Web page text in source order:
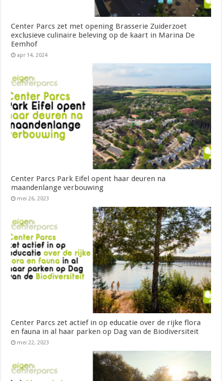
Center Parcs zet met opening Brasserie Zuiderzoet
exclusieve culinaire beleving op de kaart in Marina De
Eemhof
apr 14, 2024
Center Parcs Park Eifel opent haar deuren na
maandenlange verbouwing
mei 26, 2023
Center Parcs zet actief in op educatie over de rijke flora
en fauna in al haar parken op Dag van de Biodiversiteit
mei 22, 2023